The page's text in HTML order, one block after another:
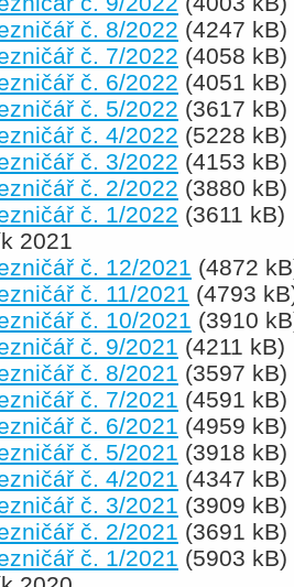
č. 8/2022 (4247 kB)
č. 7/2022 (4058 kB)
č. 6/2022 (4051 kB)
č. 5/2022 (3617 kB)
č. 4/2022 (5228 kB)
č. 3/2022 (4153 kB)
č. 2/2022 (3880 kB)
č. 1/2022 (3611 kB)
2021
č. 12/2021 (4872
č. 11/2021 (4793
č. 10/2021 (3910
č. 9/2021 (4211 kB)
č. 8/2021 (3597 kB)
č. 7/2021 (4591 kB)
č. 6/2021 (4959 kB)
č. 5/2021 (3918 kB)
č. 4/2021 (4347 kB)
č. 3/2021 (3909 kB)
č. 2/2021 (3691 kB)
č. 1/2021 (5903 kB)